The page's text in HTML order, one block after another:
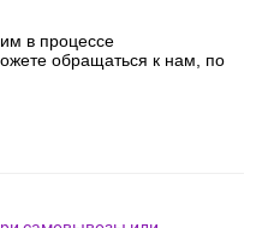
в процессе
обращаться к нам, по